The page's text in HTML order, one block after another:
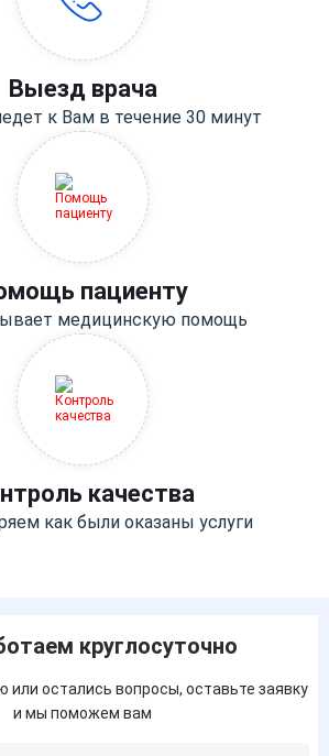
Выезд врача
к Вам в течение 30 минут
пациенту
медицинскую помощь
качества
как были оказаны услуги
круглосуточно
или остались вопросы, оставьте заявку
и мы поможем вам